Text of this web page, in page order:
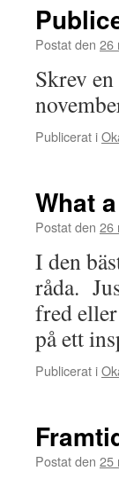
Postat den 26
Skrev
Publicerat i
What
Postat den 26
I den
råda.
fred
på ett
Publicerat i
Postat den 25